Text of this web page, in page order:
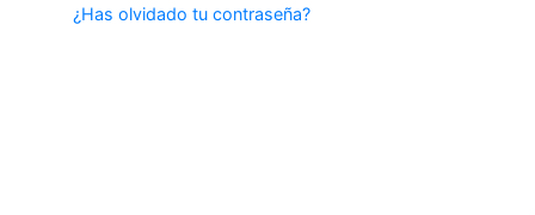
¿Has olvidado tu contraseña?